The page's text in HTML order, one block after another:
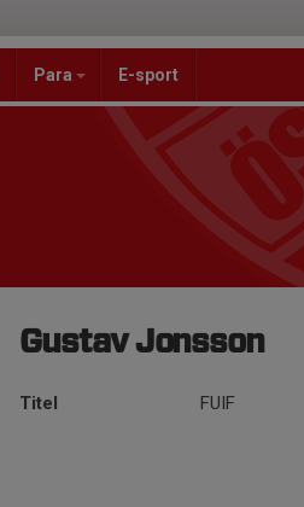
Para E-sport
Gustav Jonsson
Titel FUIF